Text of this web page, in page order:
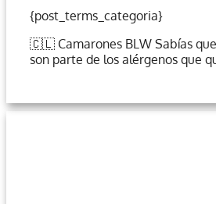
{post_terms_categoria}
🇨🇱 Camarones BLW Sabías
son parte de los alérgenos que